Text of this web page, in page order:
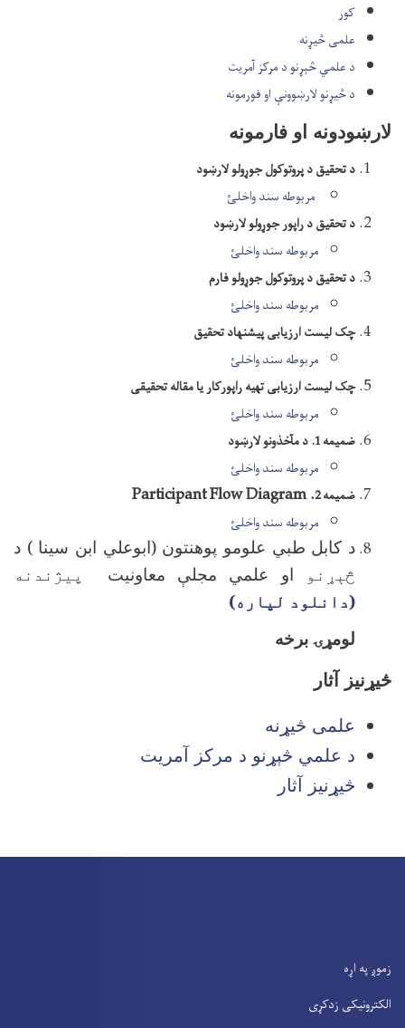
کور
علمی څيړنه
د علمي څېړنو د مرکز آمریت
د څیړنو لارښوونې او فورمونه
لارښودونه او فارمونه
د تحقیق د پروتوکول جوړولو لارښود
مربوطه سند واخلئ
د تحقیق د راپور جوړولو لارښود
​​مربوطه سند واخلئ
د تحقیق د پروتوکول جوړولو فارم
مربوطه سند واخلئ
چک لیست ارزیابی پیشنهاد تحقیق
​مربوطه سند واخلئ
چک لیست ارزیابی تهیه راپورکار یا مقاله تحقیقی
مربوطه سند واخلئ​
ضمیمه 1. د مآخذونو لارښود
مربوطه سند واخلئ​
ضمیمه2
. Participant Flow Diagram
مربوطه سند واخلئ
د کابل طبي علومو پوهنتون(ابوعلي ابن سينا) د
څېړنو
او علمي مجلې معاونیت
پیژندنه
(دانلود لپاره)
لومړۍ برخه
څیړنیز آثار
علمی څيړنه
د علمي څېړنو د مرکز آمریت
څیړنیز آثار
زموږ په اړه
الکترونیکی زدکړی